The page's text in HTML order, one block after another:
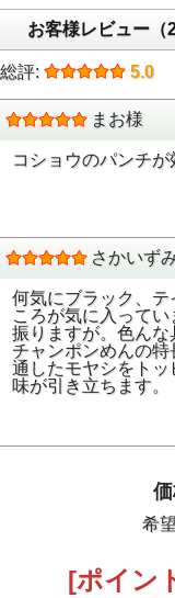
お客様レビュー（2
総評: 5.0
まお様
コショウのパンチ
さかいず
何気にブラック、
ころが気に入って
振りますが。色ん
チャンポンめんの
通したモヤシをト
味が引き立ちます。
希
[ポイン